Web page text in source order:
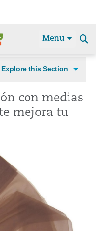
Menu
Explore this Section
con medias
mejora tu